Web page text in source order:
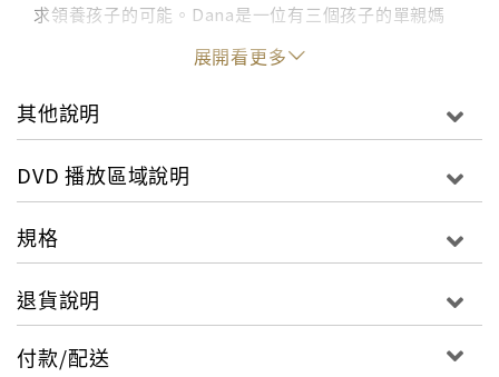
求領養孩子的可能。Dana是一位有三個孩子的單親媽
媽，但是她發現她又懷了現任男友的孩子，可是她與男
友發現，他們的財務狀況並沒有辦法撫養這個突如其來
的第四個孩子。透過領養機構，Theresa & Mark領養
了Dana的孩子，並將他取名為「Kyle」。一年半後，
的電話，告訴他Dana又懷孕了，並詢問他是否願意再次
中心的管理者，她的丈夫Glenn是一位醫療方面的律
一直無法懷孕，也試過了人工受孕，但最終還是失敗。
經過溝通，他們決定要用領養的方式，來達成他們的願
望Sarah是一位有個三歲男孩的單親媽媽，因為一夜
展開看更多
其他說明
DVD 播放區域說明
規格
退貨說明
付款/配送